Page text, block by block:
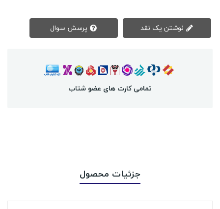
تمامی کارت های عضو شتاب
جزئیات محصول